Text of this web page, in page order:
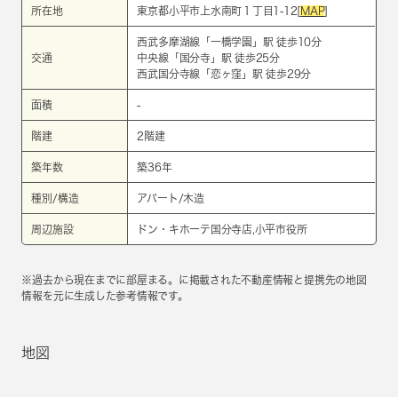
所在地 東京都小平市上水南町１丁目1-12[ MAP]
交通
西武多摩湖線 「 一橋学園 」駅 徒歩10分
中央線 「 国分寺」駅 徒歩25分
西武国分寺線 「 恋ヶ窪 」駅 徒歩29分
面積 -
階建 2階建
築年数 築36年
種別/構造 アパート/木造
周辺施設 ドン・キホーテ国分寺店,小平市役所
※過去から現在までに部屋まる。に掲載された不動産情報と提携先の地図
情報を元に生成した参考情報です。
地図